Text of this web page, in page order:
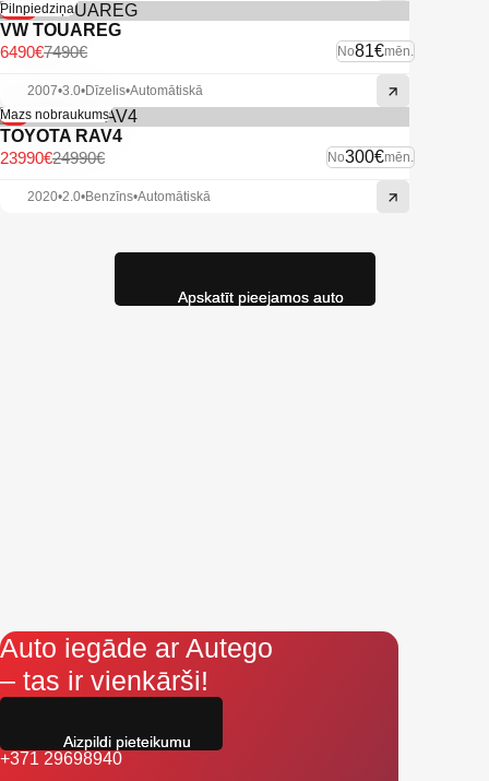
-13%
Pilnpiedziņa
VW TOUAREG
No81€mēn.
7490€
6490€
2007•3.0•Dīzelis•Automātiskā
-4%
Mazs nobraukums
TOYOTA RAV4
No300€mēn.
24990€
23990€
2020•2.0•Benzīns•Automātiskā
Auto iegāde ar Autego
– tas ir vienkārši!
+371 29698940